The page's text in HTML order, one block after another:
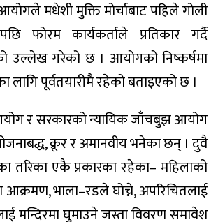
मधेशी मुक्ति मोर्चाबाट पहिले गोली
फोरम कार्यकर्ताले प्रतिकार गर्दै
उल्लेख गरेको छ । आयोगको निष्कर्षमा
पूर्वतयारीमै रहेको बताइएको छ ।
र सरकारको न्यायिक जाँचबुझ आयोग
क्रूर र अमानवीय भनेका छन् । दुवै
तरिका एकै प्रकारका रहेका– महिलाको
भाला–रडले घोच्ने, अपरिचितलाई
मन्दिरमा घुमाउने जस्ता विवरण समावेश